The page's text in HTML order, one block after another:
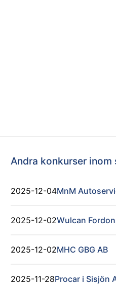
Andra konkurser inom
2025-12-04MnM
2025-12-02Wulcan
2025-12-02MHC GBG AB
2025-11-28Procar i Sisjön